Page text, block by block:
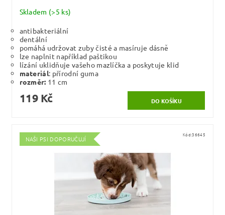
Skladem (>5 ks)
antibakteriální
dentální
pomáhá udržovat zuby čisté a masíruje dásně
lze naplnit například paštikou
lízání uklidňuje vašeho mazlíčka a poskytuje klid
materiál: přírodní guma
rozměr: 11 cm
119 Kč
NAŠI PSI DOPORUČUJÍ
Kód:36645